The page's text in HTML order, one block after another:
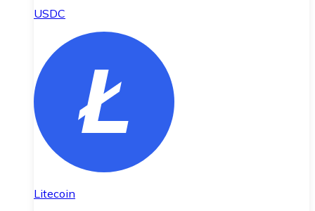
USDC
Litecoin